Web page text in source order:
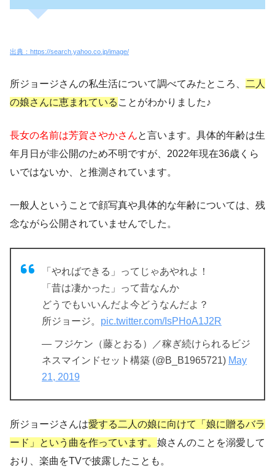
出典：https://search.yahoo.co.jp/image/
所ジョージさんの私生活について調べてみたところ、
二人
の娘さんに恵まれている ことがわかりました♪
長女の名前は芳賀さやかさんと言います。具体的年齢は生
年月日が非公開のため不明ですが、2022年現在36歳くら
いではないか、と推測されています。
一般人 ということで顔写真や具体的な年齢については、残
念ながら公開されていませんでした。
「やればできる」ってじゃあやれよ！
「昔は凄かった」って昔なんか
どうでもいいんだよ今どうなんだよ？
所ジョージ。 pic.twitter.com/IsPHoA1J2R
— フジケン（藤とおる）／稼ぎ続けられるビジ
ネスマインドセット構築 (@B_B1965721) May
21, 2019
所ジョージさんは愛する二人の娘に向けて「娘に贈るバラ
ード」という曲を作っています。 娘さんのことを溺愛して
おり、楽曲をTVで披露したことも。